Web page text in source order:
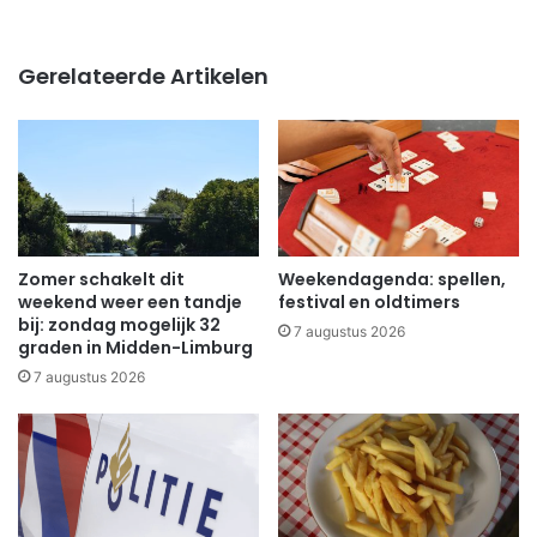
Gerelateerde Artikelen
Zomer schakelt dit
weekend weer een tandje
bij: zondag mogelijk 32
graden in Midden-Limburg
7 augustus 2026
Weekendagenda: spellen,
festival en oldtimers
7 augustus 2026